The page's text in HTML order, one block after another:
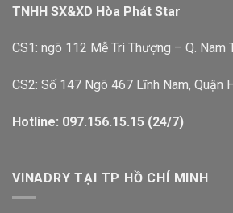
TNHH SX&XD Hòa Phát Star
CS1: ngõ 112 Mễ Trì Thượng – Q. Nam
CS2: Số 147 Ngõ 467 Lĩnh Nam, Quận
Hotline: 097.156.15.15 (24/7)
VINADRY TẠI TP HỒ CHÍ MINH